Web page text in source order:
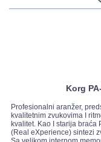
Korg
Profesionalni aranžer,
kvalitetnim zvukovima I
kvalitet. Kao I starija
(Real eXperience) sintezi